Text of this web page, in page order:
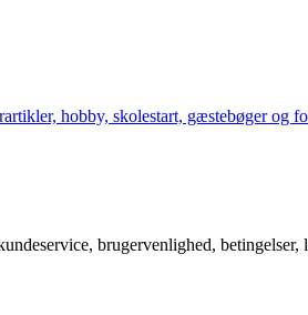
hobby, skolestart, gæstebøger og
brugervenlighed, betingelser,